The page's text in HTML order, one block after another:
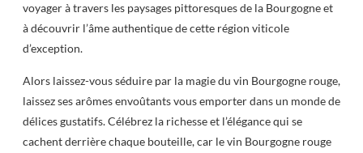
voyager à travers les paysages pittoresques de la Bourgogne et
à découvrir l’âme authentique de cette région viticole
d’exception.
Alors laissez-vous séduire par la magie du vin Bourgogne rouge,
laissez ses arômes envoûtants vous emporter dans un monde de
délices gustatifs. Célébrez la richesse et l’élégance qui se
cachent derrière chaque bouteille, car le vin Bourgogne rouge